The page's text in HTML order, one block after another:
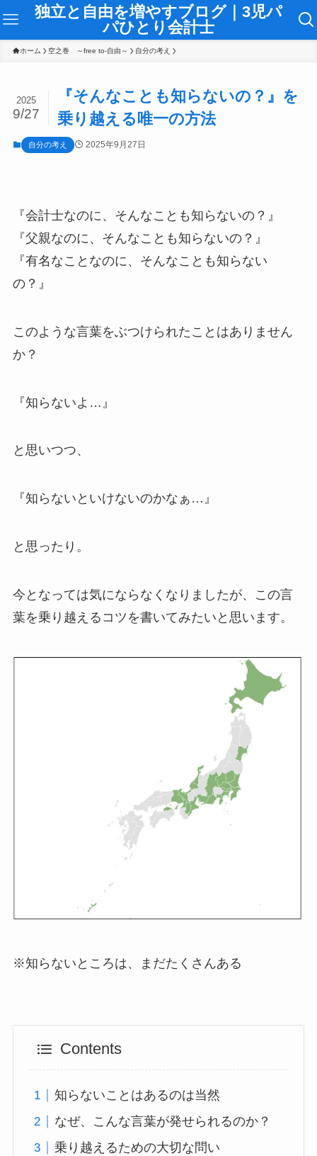
独立と自由を増やすブログ｜3児パ
パひとり会計士
ホーム 空之巻 ～free to-自由～ 自分の考え
『そんなことも知らないの？』を
乗り越える唯一の方法
2025
9/27
自分の考え 2025年9月27日
『会計士なのに、そんなことも知らないの？』
『父親なのに、そんなことも知らないの？』
『有名なことなのに、そんなことも知らない
の？』
このような言葉をぶつけられたことはありません
か？
『知らないよ…』
と思いつつ、
『知らないといけないのかなぁ…』
と思ったり。
今となっては気にならなくなりましたが、この言
葉を乗り越えるコツを書いてみたいと思います。
※知らないところは、まだたくさんある
Contents
知らないことはあるのは当然
なぜ、こんな言葉が発せられるのか？
乗り越えるための大切な問い